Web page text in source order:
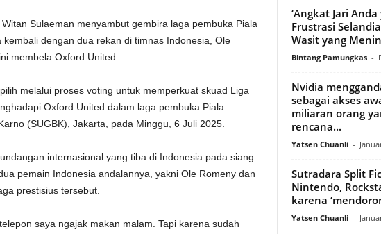
Sulaeman menyambut gembira laga pembuka Piala
dengan dua rekan di timnas Indonesia, Ole
membela Oxford United.
melalui proses voting untuk memperkuat skuad Liga
Oxford United dalam laga pembuka Piala
(SUGBK), Jakarta, pada Minggu, 6 Juli 2025.
internasional yang tiba di Indonesia pada siang
pemain Indonesia andalannya, yakni Ole Romeny dan
prestisius tersebut.
saya ngajak makan malam. Tapi karena sudah
‘Angkat Jari
Frustrasi
Wasit yang
Bintang Pamungkas -
Nvidia
sebagai akses
miliaran orang
rencana...
Yatsen Chuanli -
Sutradara Split
Nintendo,
karena
Yatsen Chuanli -